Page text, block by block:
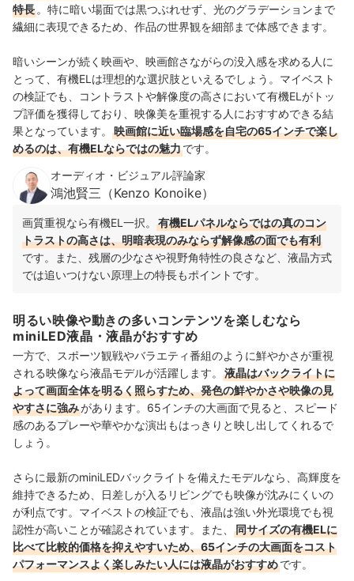
特長 。特に暗い場面では黒つぶれせず、光のグラデーションまで
繊細に表現できるため、作品の世界観を細部まで体感できます。
暗いシーンが続く映画や、映画館さながらの没入感を求める人に
とって、有機ELは理想的な選択肢といえるでしょう。マイベスト
の検証でも、コントラストや解像度の高さにおいて有機ELがトッ
プ評価を獲得しており、映像美を重視する人におすすめできる結
果となっています。
映画館に近い臨場感を自宅の65インチで楽し
めるのは、有機ELならではの魅力です。
オーディオ・ビジュアル評論家
鴻池賢三（Kenzo Konoike）
画質重視なら有機EL一択。
有機ELパネルならではの真のコン
トラストの高さは、明暗表現のみならず解像感の面でも有利
です。また、残層の少なさや視野角特性の良さなど、液晶方式
では追いつけない原理上の特長もポイントです。
明るい映像や動きの多いコンテンツを楽しむなら
miniLED液晶・液晶がおすすめ
一方で、スポーツ観戦やバラエティ番組のように鮮やかさが重視
される映像なら液晶モデルが活躍します。
液晶はバックライトに
よって画面全体を明るく照らすため、発色の鮮やかさや映像の見
やすさに強みがあります。65インチの大画面で見ると、スピード
感のあるプレーや華やかな演出もはっきりと映し出してくれるで
しょう。
さらに最新のminiLEDバックライトを備えたモデルなら、高輝度を
維持できるため、日差しが入るリビングでも映像が沈みにくいの
が利点です。マイベストの検証でも、液晶は強い外光環境でも視
認性が高いことが確認されています。また、
同サイズの有機ELに
比べて比較的価格を抑えやすいため、65インチの大画面をコスト
パフォーマンスよく楽しみたい人には液晶がおすすめです。